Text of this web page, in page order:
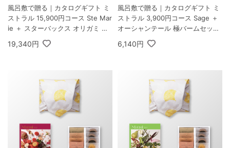
風呂敷で贈る｜カタログギフト ミ
ストラル 15,900円コース Ste Mar
ie ＋ スターバックス オリガミ パ
ーソナルドリップ コーヒーギフト
A
19,340円
風呂敷で贈る｜カタログギフト ミ
ストラル 3,900円コース Sage ＋
オーシャンテール 極バームセット
6,140円